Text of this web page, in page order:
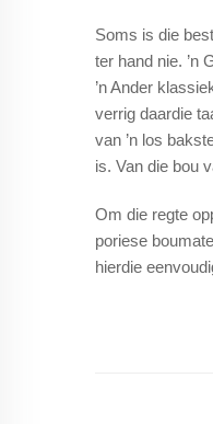
Soms is die
ter hand nie. ’n
’n Ander
verrig daardie
van ’n los
is. Van die bou
Om die regte
poriese
hierdie